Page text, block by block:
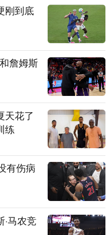
刚到底
詹姆斯
天花了
练
有伤病
马农竞